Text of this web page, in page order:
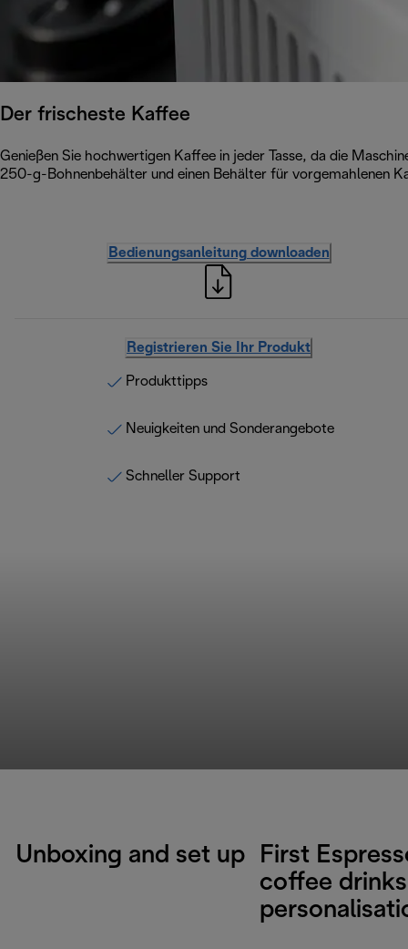
Der frischeste Kaffee
Genießen Sie hochwertigen Kaffee in jeder Tasse, da die
250-g-Bohnenbehälter und einen Behälter für vorgemahlenen
Bedienungsanleitung downloaden
Registrieren Sie Ihr Produkt
Produkttipps
Neuigkeiten und Sonderangebote
Schneller Support
Unboxing and set up
First
coffee drinks